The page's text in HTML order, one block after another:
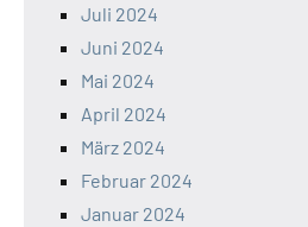
Juli 2024
Juni 2024
Mai 2024
April 2024
März 2024
Februar 2024
Januar 2024